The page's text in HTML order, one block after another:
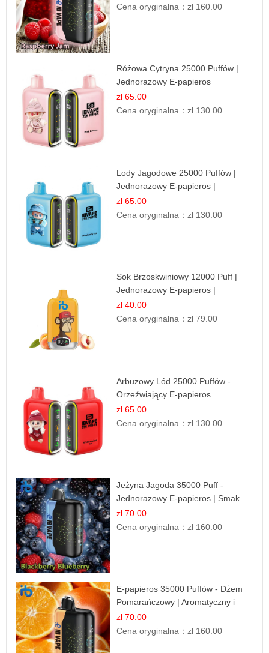
Cena oryginalna：zł 160.00
Różowa Cytryna 25000 Puffów |
Jednorazowy E-papieros
zł 65.00
Cena oryginalna：zł 130.00
Lody Jagodowe 25000 Puffów |
Jednorazowy E-papieros |
Deserowy Smak
zł 65.00
Cena oryginalna：zł 130.00
Sok Brzoskwiniowy 12000 Puff |
Jednorazowy E-papieros |
Owocowy Smak
zł 40.00
Cena oryginalna：zł 79.00
Arbuzowy Lód 25000 Puffów -
Orzeźwiający E-papieros
Jednorazowy
zł 65.00
Cena oryginalna：zł 130.00
Jeżyna Jagoda 35000 Puff -
Jednorazowy E-papieros | Smak
Leśnych Owoców
zł 70.00
Cena oryginalna：zł 160.00
E-papieros 35000 Puffów - Dżem
Pomarańczowy | Aromatyczny i
Długotrwały
zł 70.00
Cena oryginalna：zł 160.00